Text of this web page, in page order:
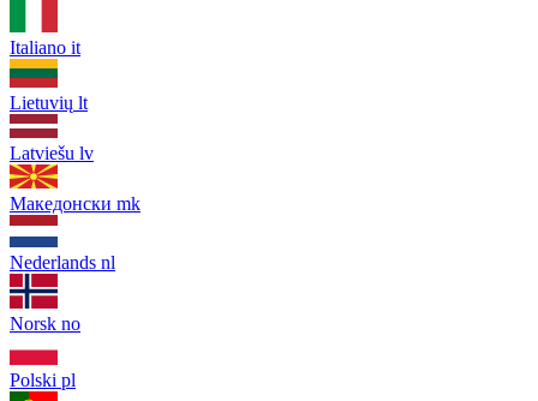
Italiano it
Lietuvių lt
Latviešu lv
Македонски mk
Nederlands nl
Norsk no
Polski pl